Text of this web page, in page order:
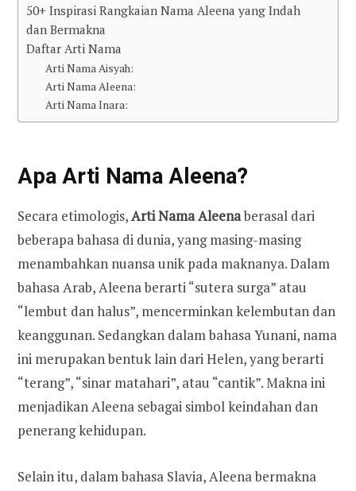
50+ Inspirasi Rangkaian Nama Aleena yang Indah
dan Bermakna
Daftar Arti Nama
Arti Nama Aisyah:
Arti Nama Aleena:
Arti Nama Inara:
Apa Arti Nama Aleena?
Secara etimologis,Arti Nama Aleenaberasal dari
beberapa bahasa di dunia, yang masing-masing
menambahkan nuansa unik pada maknanya. Dalam
bahasa Arab, Aleena berarti “sutera surga” atau
“lembut dan halus”, mencerminkan kelembutan dan
keanggunan. Sedangkan dalam bahasa Yunani, nama
ini merupakan bentuk lain dari Helen, yang berarti
“terang”, “sinar matahari”, atau “cantik”. Makna ini
menjadikan Aleena sebagai simbol keindahan dan
penerang kehidupan.
Selain itu, dalam bahasa Slavia, Aleena bermakna